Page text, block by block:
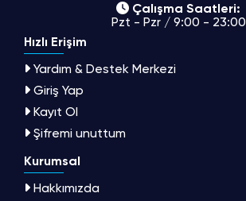
Çalışma Saatleri:
Pzt - Pzr / 9:00 - 23:00
Hızlı Erişim
Yardım & Destek Merkezi
Giriş Yap
Kayıt Ol
Şifremi unuttum
Kurumsal
Hakkımızda